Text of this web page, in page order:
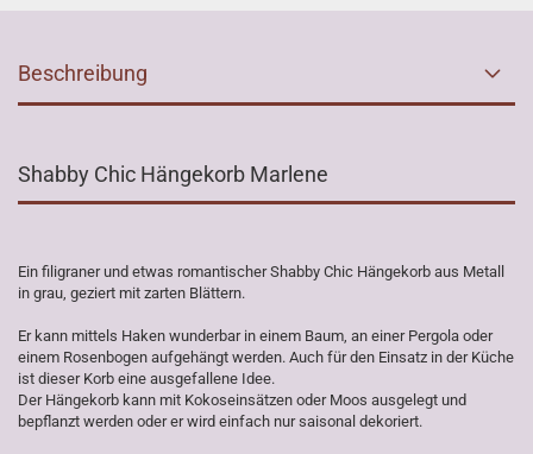
Beschreibung
Shabby Chic Hängekorb Marlene
Ein filigraner und etwas romantischer Shabby Chic Hängekorb aus Metall
in grau, geziert mit zarten Blättern.
Er kann mittels Haken wunderbar in einem Baum, an einer Pergola oder
einem Rosenbogen aufgehängt werden. Auch für den Einsatz in der Küche
ist dieser Korb eine ausgefallene Idee.
Der Hängekorb kann mit Kokoseinsätzen oder Moos ausgelegt und
bepflanzt werden oder er wird einfach nur saisonal dekoriert.